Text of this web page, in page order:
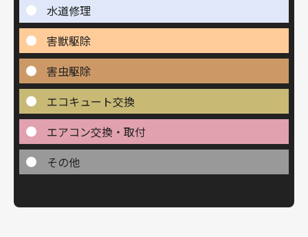
水道修理
害獣駆除
害虫駆除
エコキュート交換
エアコン交換・取付
その他